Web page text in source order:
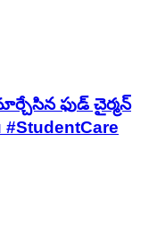
ఫుడ్ చైర్మన్